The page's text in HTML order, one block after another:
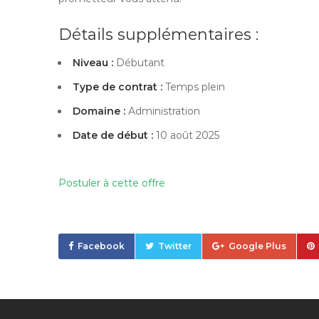
Détails supplémentaires :
Niveau : Débutant
Type de contrat : Temps plein
Domaine : Administration
Date de début : 10 août 2025
Postuler à cette offre
Facebook Twitter Google Plus